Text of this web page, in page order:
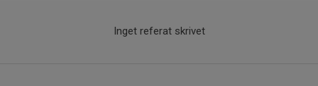
Inget referat skrivet